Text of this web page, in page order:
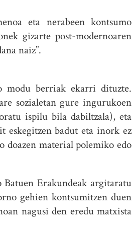
eta nerabeen kontsumo
gizarte post-modernoaren
naiz”.
modu berriak ekarri dituzte.
sozialetan gure ingurukoen
ispilu bila dabiltzala), eta
eskegitzen badut eta inork ez
doazen material polemiko edo
Erakundeak argitaratu
gehien kontsumitzen duen
nagusi den eredu matxista